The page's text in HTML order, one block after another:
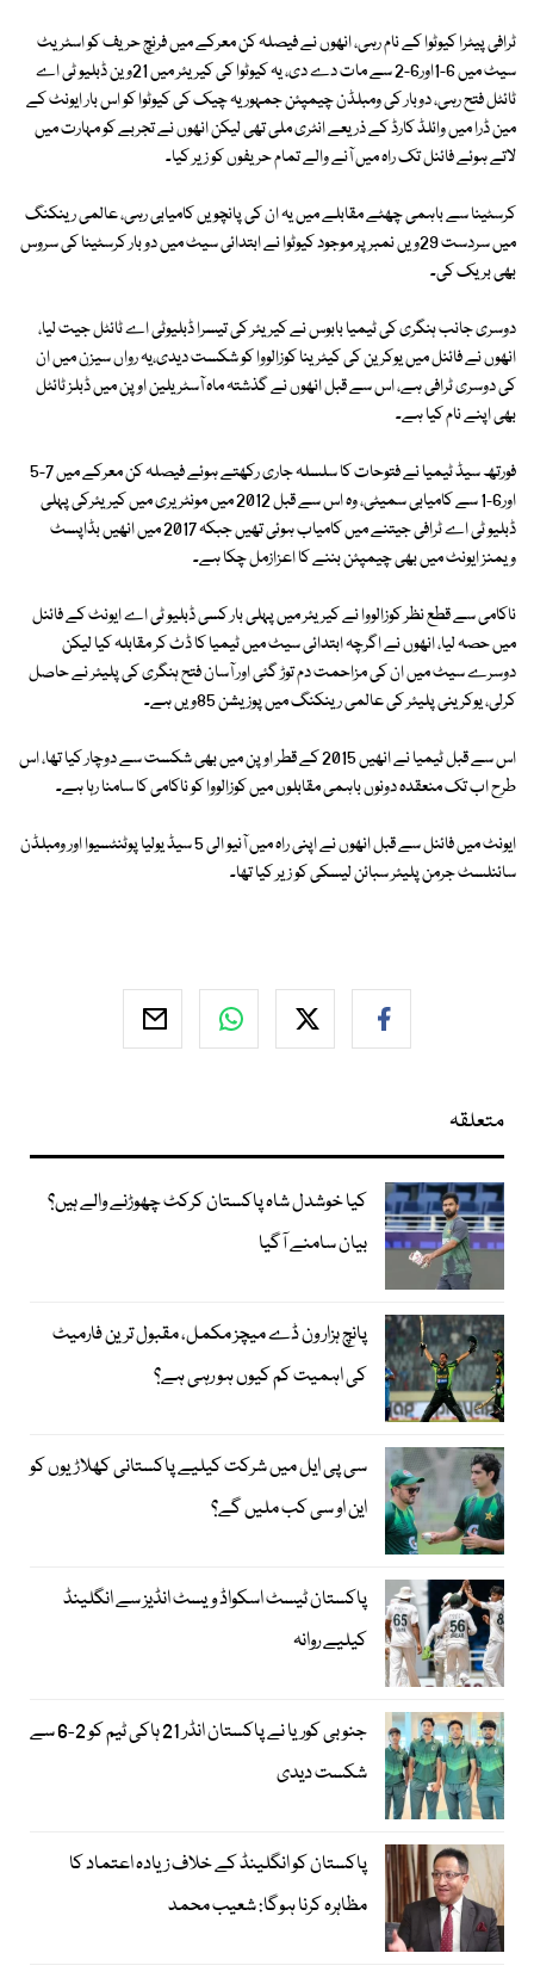
ٹرافی پیٹرا کیوٹوا کے نام رہی، انھوں نے فیصلہ کن معرکے میں فرنچ حریف کو اسٹریٹ
سیٹ میں 6-1اور6-2 سے مات دے دی، یہ کیوٹوا کی کیریئر میں 21وین ڈبلیو ٹی اے
ٹائٹل فتح رہی، دوبار کی ومبلڈن چیمپئن جمہوریہ چیک کی کیوٹوا کو اس بار ایونٹ کے
مین ڈرا میں وائلڈ کارڈ کے ذریعے انٹری ملی تھی لیکن انھوں نے تجربے کو مہارت میں
لاتے ہوئے فائنل تک راہ میں آنے والے تمام حریفوں کو زیر کیا۔
کرسٹینا سے باہمی چھٹے مقابلے میں یہ ان کی پانچویں کامیابی رہی، عالمی رینکنگ
میں سردست 29ویں نمبر پر موجود کیوٹوا نے ابتدائی سیٹ میں دو بار کرسٹینا کی سروس
بھی بریک کی۔
دوسری جانب ہنگری کی ٹیمیا بابوس نے کیریئر کی تیسرا ڈبلیوٹی اے ٹائٹل جیت لیا،
انھوں نے فائنل میں یوکرین کی کیٹرینا کوزالووا کو شکست دیدی،یہ رواں سیزن میں ان
کی دوسری ٹرافی ہے، اس سے قبل انھوں نے گذشتہ ماہ آسٹریلین اوپن میں ڈبلز ٹائٹل
بھی اپنے نام کیا ہے۔
فورتھ سیڈ ٹیمیا نے فتوحات کا سلسلہ جاری رکھتے ہوئے فیصلہ کن معرکے میں 7-5
اور6-1 سے کامیابی سمیٹی، وہ اس سے قبل 2012 میں مونٹریری میں کیریئرکی پہلی
ڈبلیو ٹی اے ٹرافی جیتنے میں کامیاب ہوئی تھیں جبکہ 2017 میں انھیں بڈاپسٹ
ویمنز ایونٹ میں بھی چیمپئن بننے کا اعزازمل چکا ہے۔
ناکامی سے قطع نظر کوزالووا نے کیریئر میں پہلی بار کسی ڈبلیو ٹی اے ایونٹ کے فائنل
میں حصہ لیا، انھوں نے اگرچہ ابتدائی سیٹ میں ٹیمیا کا ڈٹ کر مقابلہ کیا لیکن
دوسرے سیٹ میں ان کی مزاحمت دم توڑ گئی اور آسان فتح ہنگری کی پلیئر نے حاصل
کرلی، یوکرینی پلیئر کی عالمی رینکنگ میں پوزیشن 85ویں ہے۔
اس سے قبل ٹیمیا نے انھیں 2015 کے قطر اوپن میں بھی شکست سے دوچار کیا تھا، اس
طرح اب تک منعقدہ دونوں باہمی مقابلوں میں کوزالووا کو ناکامی کا سامنا رہا ہے۔
ایونٹ میں فائنل سے قبل انھوں نے اپنی راہ میں آنیو الی 5 سیڈ یولیا پوٹنٹسیوا اور ومبلڈن
سائنلسٹ جرمن پلیئر سبائن لیسکی کو زیر کیا تھا۔
متعلقہ
کیا خوشدل شاہ پاکستان کرکٹ چھوڑنے والے ہیں؟
بیان سامنے آگیا
پانچ ہزار ون ڈے میچز مکمل، مقبول ترین فارمیٹ
کی اہمیت کم کیوں ہو رہی ہے؟
سی پی ایل میں شرکت کیلیے پاکستانی کھلاڑیوں کو
این او سی کب ملیں گے؟
پاکستان ٹیسٹ اسکواڈ ویسٹ انڈیز سے انگلینڈ
کیلیے روانہ
جنوبی کوریا نے پاکستان انڈر 21 ہاکی ٹیم کو 2-6 سے
شکست دیدی
پاکستان کو انگلینڈ کے خلاف زیادہ اعتماد کا
مظاہرہ کرنا ہوگا: شعیب محمد